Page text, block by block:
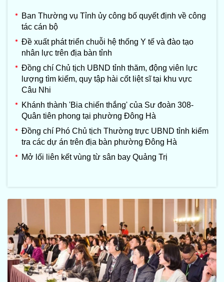
Ban Thường vụ Tỉnh ủy công bố quyết định về công
tác cán bộ
Đề xuất phát triển chuỗi hệ thống Y tế và đào tạo
nhân lực trên địa bàn tỉnh
Đồng chí Chủ tịch UBND tỉnh thăm, động viên lực
lượng tìm kiếm, quy tập hài cốt liệt sĩ tại khu vực
Câu Nhi
Khánh thành 'Bia chiến thắng' của Sư đoàn 308-
Quân tiên phong tại phường Đông Hà
Đồng chí Phó Chủ tịch Thường trực UBND tỉnh kiểm
tra các dự án trên địa bàn phường Đông Hà
Mở lối liên kết vùng từ sân bay Quảng Trị